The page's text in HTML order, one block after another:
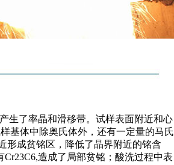
了率晶和滑移带。试样表面附近和心
基体中除奥氏体外，还有一定量的马氏
形成贫铭区，降低了晶界附近的铭含
造成了局部贫铭；酸洗过程中表